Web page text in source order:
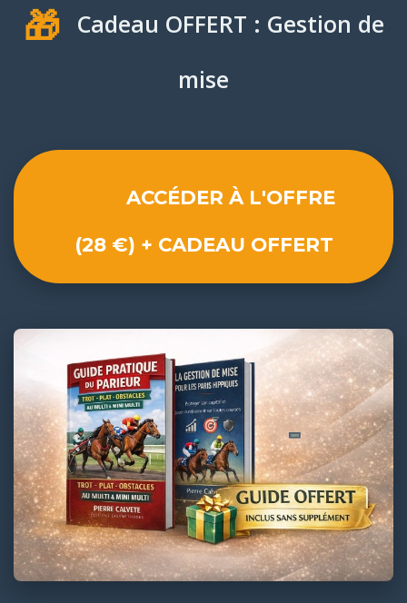
🎁
Cadeau OFFERT : Gestion de
mise
ACCÉDER À L'OFFRE
(28 €) + CADEAU OFFERT